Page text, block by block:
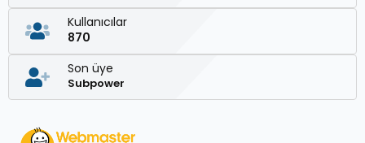
Kullanıcılar
870
Son üye
Subpower